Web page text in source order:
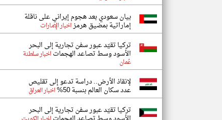
بيان سعودي بعد هجوم إيراني على ناقلة
إماراتية بمضيق هرمزاخبار الإمارات
تركيا تقيّد عبور سفن تجارية إلى البحر
الأسود وسط تصاعد الهجماتاخبار سلطنة
عُمان
لإنقاذ الأرض.. دراسة تدعو إلى تقليص
عدد سكان العالم بنسبة 50% اخبار العراق
تركيا تقيّد عبور سفن تجارية إلى البحر